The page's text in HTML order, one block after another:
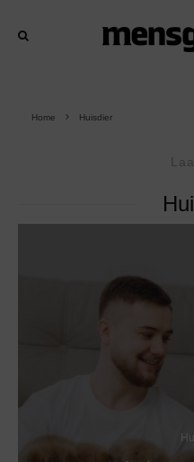
Home Huisdier